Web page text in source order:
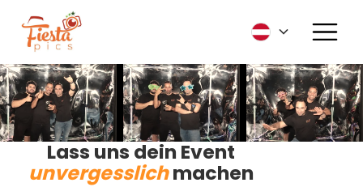
Lass uns dein Event
unvergesslichmachen